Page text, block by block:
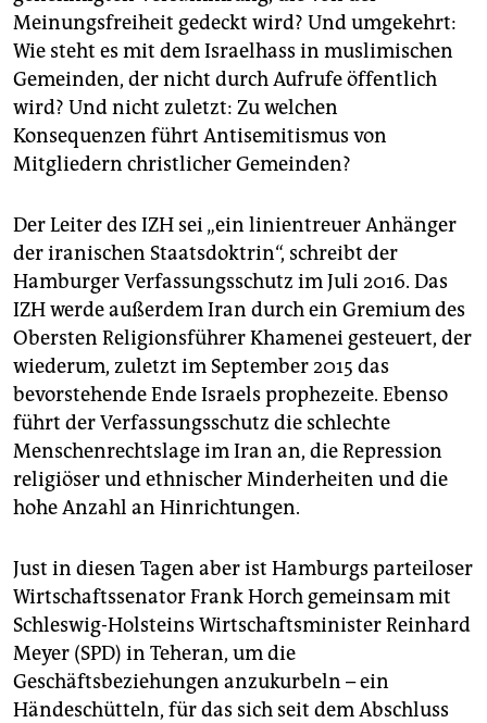
Meinungsfreiheit gedeckt wird? Und umgekehrt:
Wie steht es mit dem Israelhass in muslimischen
Gemeinden, der nicht durch Aufrufe öffentlich
wird? Und nicht zuletzt: Zu welchen
Konsequenzen führt Antisemitismus von
Mitgliedern christlicher Gemeinden?
Der Leiter des IZH sei „ein linientreuer Anhänger
der iranischen Staatsdoktrin“, schreibt der
Hamburger Verfassungsschutz im Juli 2016. Das
IZH werde außerdem Iran durch ein Gremium des
Obersten Religionsführer Khamenei gesteuert, der
wiederum, zuletzt im September 2015 das
bevorstehende Ende Israels prophezeite. Ebenso
führt der Verfassungsschutz die schlechte
Menschenrechtslage im Iran an, die Repression
religiöser und ethnischer Minderheiten und die
hohe Anzahl an Hinrichtungen.
Just in diesen Tagen aber ist Hamburgs parteiloser
Wirtschaftssenator Frank Horch gemeinsam mit
Schleswig-Holsteins Wirtschaftsminister Reinhard
Meyer (SPD) in Teheran, um die
Geschäftsbeziehungen anzukurbeln – ein
Händeschütteln, für das sich seit dem Abschluss